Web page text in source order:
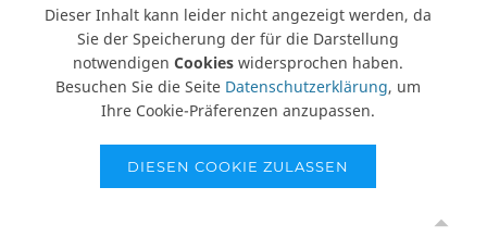
Dieser Inhalt kann leider nicht angezeigt werden, da
Sie der Speicherung der für die Darstellung
notwendigen Cookies widersprochen haben.
Besuchen Sie die Seite Datenschutzerklärung, um
Ihre Cookie-Präferenzen anzupassen.
DIESEN COOKIE ZULASSEN